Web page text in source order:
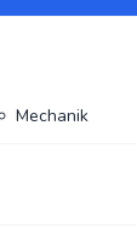
Mechanik